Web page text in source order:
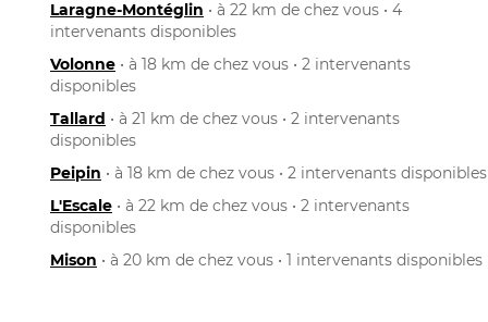
Laragne-Montéglin • à 22 km de chez vous • 4
intervenants disponibles
Volonne • à 18 km de chez vous • 2 intervenants
disponibles
Tallard • à 21 km de chez vous • 2 intervenants
disponibles
Peipin • à 18 km de chez vous • 2 intervenants disponibles
L'Escale • à 22 km de chez vous • 2 intervenants
disponibles
Mison • à 20 km de chez vous • 1 intervenants disponibles